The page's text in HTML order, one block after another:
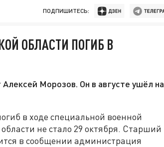
ПОДПИШИТЕСЬ:
ОБЛАСТИ ПОГИБ В
Морозов. Он в августе ушёл на
в ходе специальной военной
не стало 29 октября. Старший
в сообщении администрация